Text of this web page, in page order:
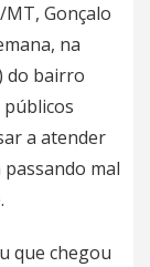
MT, Gonçalo
na
do bairro
públicos
a atender
mal
que chegou